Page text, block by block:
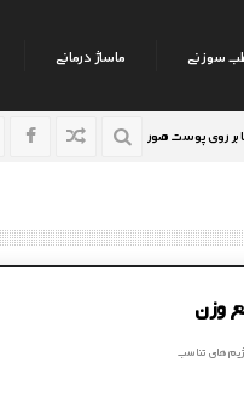
سوزنی ماساژ درمانی
پوست صورت نکات
وزن
های تناسب